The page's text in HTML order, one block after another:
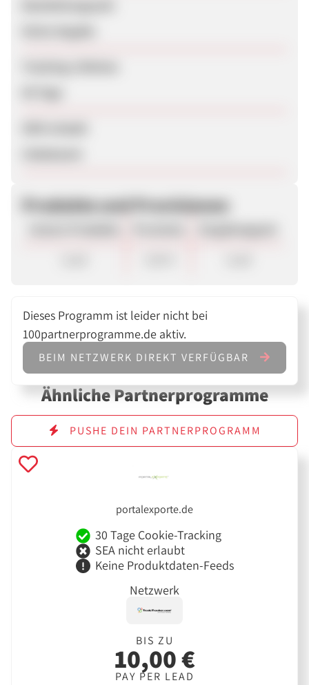
Produkte und Provisionen
Dieses Programm ist leider nicht bei
100partnerprogramme.de aktiv.
BEIM NETZWERK DIREKT VERFÜGBAR
Ähnliche Partnerprogramme
PUSHE DEIN PARTNERPROGRAMM
portalexporte.de
30 Tage Cookie-Tracking
SEA nicht erlaubt
Keine Produktdaten-Feeds
Netzwerk
BIS ZU
10,00 €
PAY PER LEAD